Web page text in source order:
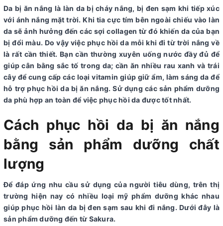
Da bị ăn nắng là làn da bị cháy nắng, bị đen sạm khi tiếp xúc
với ánh nắng mặt trời. Khi tia cực tím bên ngoài chiếu vào làn
da sẽ ảnh hưởng đến các sợi collagen từ đó khiến da của bạn
bị đổi màu. Do vậy việc phục hồi da mỗi khi đi từ trời nắng về
là rất cần thiết. Bạn cần thường xuyên uống nước đầy đủ để
giúp cân bằng sắc tố trong da; cần ăn nhiều rau xanh và trái
cây để cung cấp các loại vitamin giúp giữ ẩm, làm sáng da để
hỗ trợ phục hồi da bị ăn nắng. Sử dụng các sản phẩm dưỡng
da phù hợp an toàn để việc phục hồi da được tốt nhất.
Cách phục hồi da bị ăn nắng
bằng sản phẩm dưỡng chất
lượng
Để đáp ứng nhu cầu sử dụng của người tiêu dùng, trên thị
trường hiện nay có nhiều loại mỹ phẩm dưỡng khác nhau
giúp phục hồi làn da bị đen sạm sau khi đi nắng. Dưới đây là
sản phẩm dưỡng đến từ Sakura.